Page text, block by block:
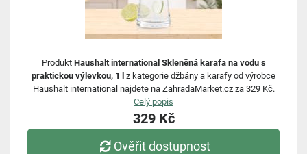
Produkt Haushalt international Skleněná karafa na vodu s
praktickou výlevkou, 1 l
z kategorie džbány a karafy od výrobce
Haushalt international najdete na ZahradaMarket.cz za 329 Kč.
Celý popis
329 Kč
Ověřit dostupnost